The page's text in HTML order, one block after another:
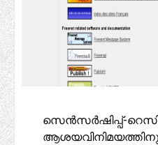
സെൻസർഷിപ്പ്-